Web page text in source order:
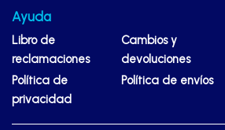
Ayuda
Libro de
reclamaciones
Cambios y
devoluciones
Política de
privacidad
Política de envíos